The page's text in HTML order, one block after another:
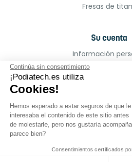
Fresas de
Su cuenta
Información
Facturas por
Mis alertas
Continúa sin consentimiento
¡Podiatech.es utiliza
Cookies!
Hemos esperado a estar seguros de que le
interesaba el contenido de este sitio antes
de molestarle, pero nos gustaría
parece bien?
Consentimientos certificados